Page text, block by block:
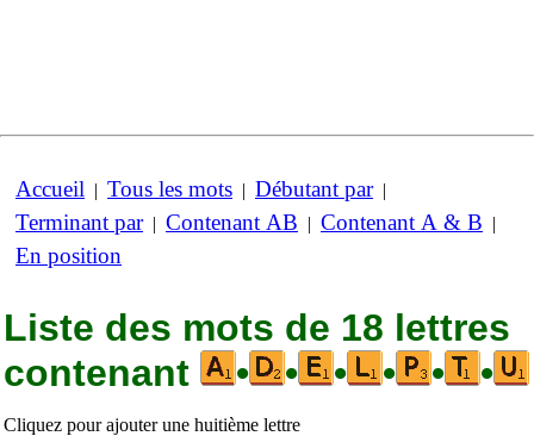
Accueil | Tous les mots | Débutant par|
Terminant par| Contenant AB | Contenant A & B |
En position
Liste des mots de 18 lettres
contenant
• • • • • •
Cliquez pour ajouter une huitième lettre